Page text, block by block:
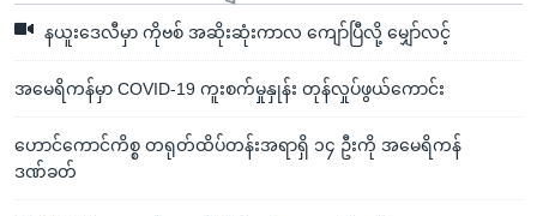
နယူးဒေလီမှာ ကိုဗစ် အဆိုးဆုံးကာလ ကျော်ပြီလို့ မျှော်လင့်
အမေရိကန်မှာ COVID-19 ကူးစက်မှုနှုန်း တုန်လှုပ်ဖွယ်ကောင်း
ဟောင်ကောင်ကိစ္စ တရုတ်ထိပ်တန်းအရာရှိ ၁၄ ဦးကို အမေရိကန်
ဒဏ်ခတ်